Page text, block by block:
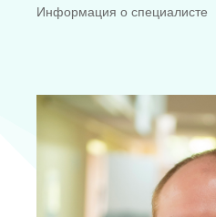
Информация о специалисте